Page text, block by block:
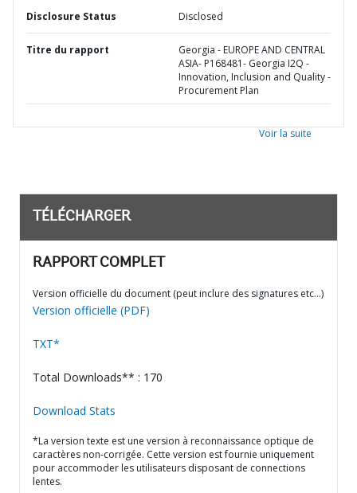
Disclosure Status Disclosed
Titre du rapport
Georgia - EUROPE AND CENTRAL
ASIA- P168481- Georgia I2Q -
Innovation, Inclusion and Quality -
Procurement Plan
Voir la suite
TÉLÉCHARGER
RAPPORT COMPLET
Version officielle du document (peut inclure des signatures etc…)
Version officielle (PDF)
TXT*
Total Downloads** : 170
Download Stats
*La version texte est une version à reconnaissance optique de
caractères non-corrigée. Cette version est fournie uniquement
pour accommoder les utilisateurs disposant de connections
lentes.